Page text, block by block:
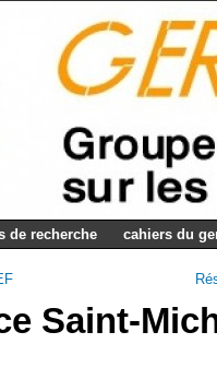
de recherche cahiers du
Saint-